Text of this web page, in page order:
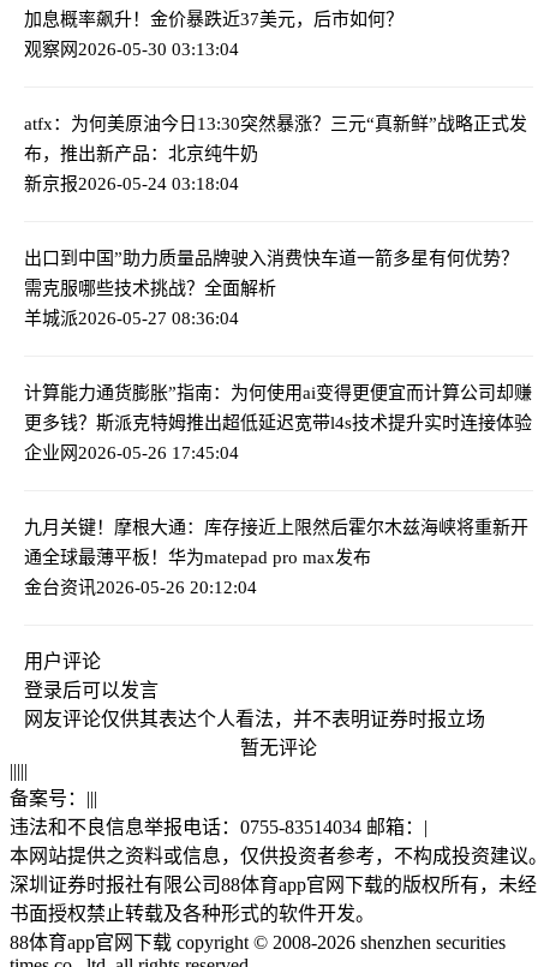
加息概率飙升！金价暴跌近37美元，后市如何？
观察网2026-05-30 03:13:04
atfx：为何美原油今日13:30突然暴涨？ 三元“真新鲜”战略正式发
布，推出新产品：北京纯牛奶
新京报2026-05-24 03:18:04
出口到中国”助力质量品牌驶入消费快车道一箭多星有何优势？
需克服哪些技术挑战？全面解析
羊城派2026-05-27 08:36:04
计算能力通货膨胀”指南：为何使用ai变得更便宜而计算公司却赚
更多钱？ 斯派克特姆推出超低延迟宽带l4s技术提升实时连接体验
企业网2026-05-26 17:45:04
九月关键！摩根大通：库存接近上限然后霍尔木兹海峡将重新开
通全球最薄平板！华为matepad pro max发布
金台资讯2026-05-26 20:12:04
用户评论
登录后可以发言
网友评论仅供其表达个人看法，并不表明证券时报立场
暂无评论
|||||
备案号： |||
违法和不良信息举报电话：0755-83514034 邮箱： |
本网站提供之资料或信息，仅供投资者参考，不构成投资建议
深圳证券时报社有限公司88体育app官网下载的版权所有，未经
书面授权禁止转载及各种形式的软件开发。
88体育app官网下载 copyright © 2008-2026 shenzhen securities